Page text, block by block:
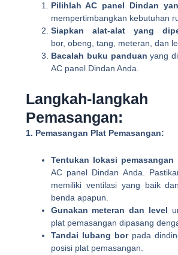
Pilihlah AC panel Dindan
mempertimbangkan kebutuhan
Siapkan alat-alat yang
bor, obeng, tang, meteran, dan
Bacalah buku panduan yang
AC panel Dindan Anda.
Langkah-langkah
Pemasangan:
1. Pemasangan Plat Pemasangan:
Tentukan lokasi pemasangan
AC panel Dindan Anda.
memiliki ventilasi yang baik
benda apapun.
Gunakan meteran dan level
plat pemasangan dipasang
Tandai lubang borpada
posisi plat pemasangan.